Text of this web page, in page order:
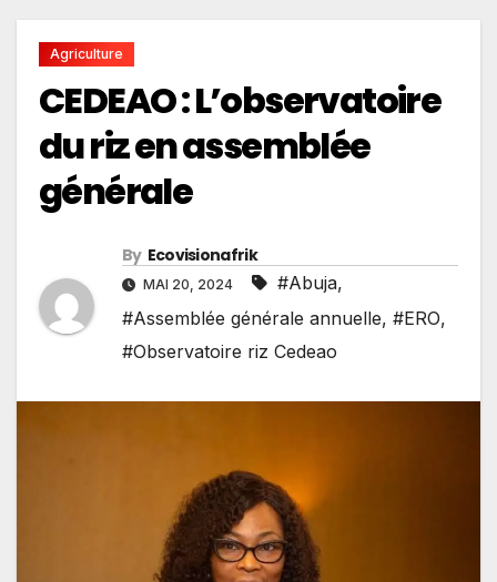
Agriculture
CEDEAO : L’observatoire
du riz en assemblée
générale
By Ecovisionafrik
MAI 20, 2024 #Abuja,
#Assemblée générale annuelle, #ERO,
#Observatoire riz Cedeao